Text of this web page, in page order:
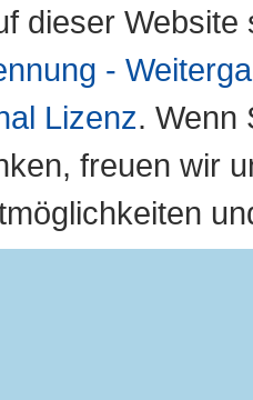
dieser
-
Lizenz. Wenn
freuen wir